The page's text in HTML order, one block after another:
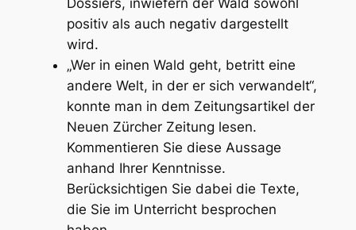
Dossiers, inwiefern der Wald sowohl
positiv als auch negativ dargestellt
wird.
„Wer in einen Wald geht, betritt eine
andere Welt, in der er sich verwandelt“,
konnte man in dem Zeitungsartikel der
Neuen Zürcher Zeitung lesen.
Kommentieren Sie diese Aussage
anhand Ihrer Kenntnisse.
Berücksichtigen Sie dabei die Texte,
die Sie im Unterricht besprochen